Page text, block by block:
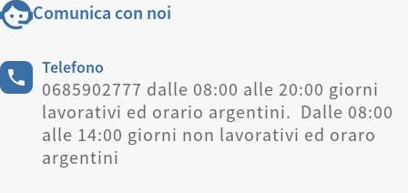
Comunica con noi
Telefono
0685902777 dalle 08:00 alle 20:00 giorni
lavorativi ed orario argentini. Dalle 08:00
alle 14:00 giorni non lavorativi ed oraro
argentini